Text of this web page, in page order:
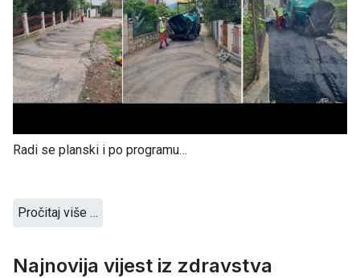
Radi se planski i po programu…
Pročitaj više …
Najnovija vijest iz zdravstva